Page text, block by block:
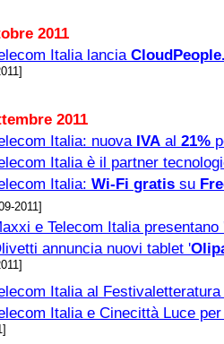
2011
Italia lancia
2011
Italia: nuovaIVA al 21%
Italia è il partner
Italia: Wi-Fi gratis su
2011]
e Telecom Italia presentano
annuncia nuovi tablet '
Italia al
Italia e Cinecittà Luce